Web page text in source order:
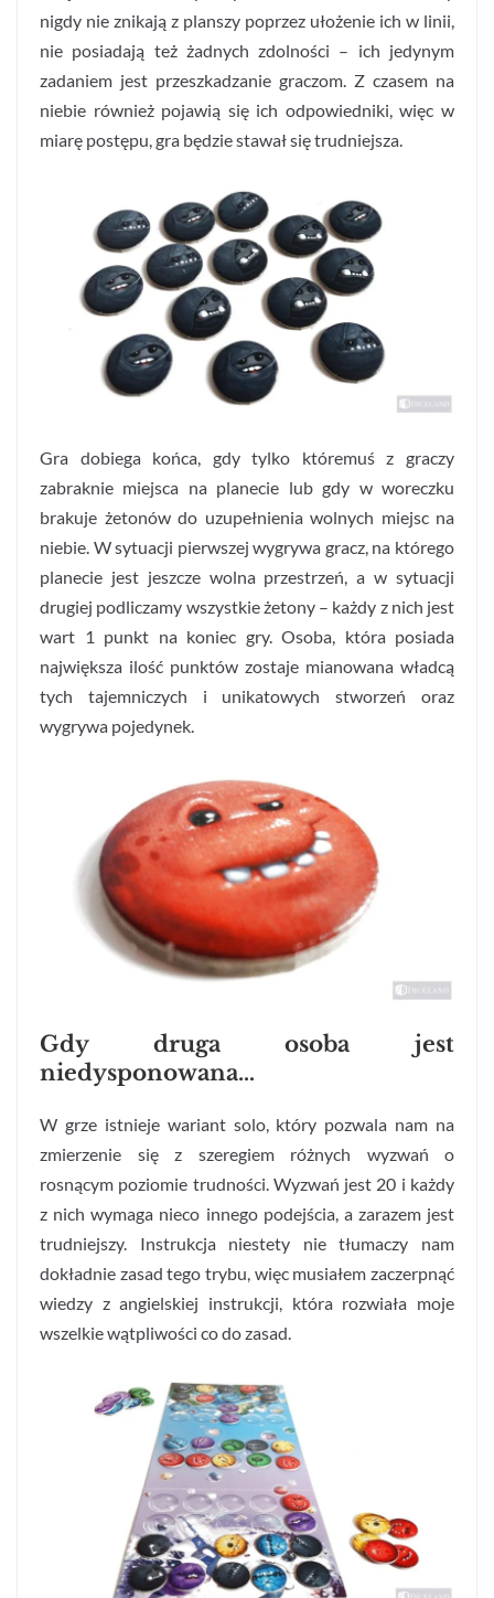
nigdy nie znikają z planszy poprzez ułożenie ich w linii,
nie posiadają też żadnych zdolności – ich jedynym
zadaniem jest przeszkadzanie graczom. Z czasem na
niebie również pojawią się ich odpowiedniki, więc w
miarę postępu, gra będzie stawał się trudniejsza.
Gra dobiega końca, gdy tylko któremuś z graczy
zabraknie miejsca na planecie lub gdy w woreczku
brakuje żetonów do uzupełnienia wolnych miejsc na
niebie. W sytuacji pierwszej wygrywa gracz, na którego
planecie jest jeszcze wolna przestrzeń, a w sytuacji
drugiej podliczamy wszystkie żetony – każdy z nich jest
wart 1 punkt na koniec gry. Osoba, która posiada
największa ilość punktów zostaje mianowana władcą
tych tajemniczych i unikatowych stworzeń oraz
wygrywa pojedynek.
Gdy druga osoba jest
niedysponowana…
W grze istnieje wariant solo, który pozwala nam na
zmierzenie się z szeregiem różnych wyzwań o
rosnącym poziomie trudności. Wyzwań jest 20 i każdy
z nich wymaga nieco innego podejścia, a zarazem jest
trudniejszy. Instrukcja niestety nie tłumaczy nam
dokładnie zasad tego trybu, więc musiałem zaczerpnąć
wiedzy z angielskiej instrukcji, która rozwiała moje
wszelkie wątpliwości co do zasad.